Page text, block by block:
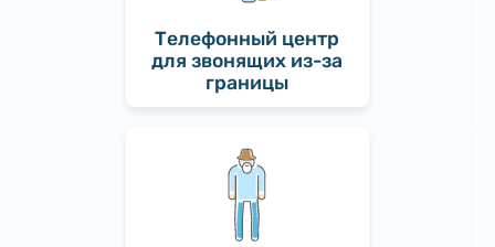
Телефонный центр
для звонящих из-за
границы